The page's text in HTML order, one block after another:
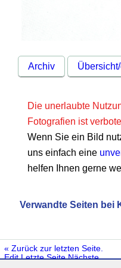
Archiv
Die unerlaubte
Fotografien ist
Wenn Sie ein Bild
uns einfach eine
helfen Ihnen gerne
Verwandte Seiten bei
« Zurück zur letzten Seite.
Edit Letzte Seite Nächste